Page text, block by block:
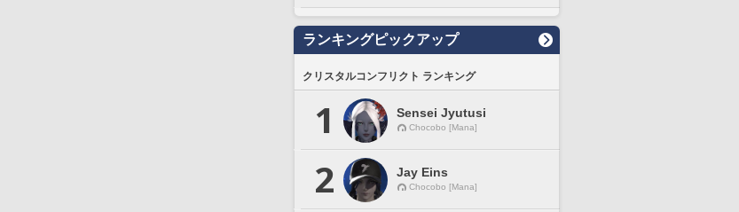
ランキングピックアップ
クリスタルコンフリクト ランキング
1 Sensei Jyutusi
Chocobo [Mana]
2 Jay Eins
Chocobo [Mana]